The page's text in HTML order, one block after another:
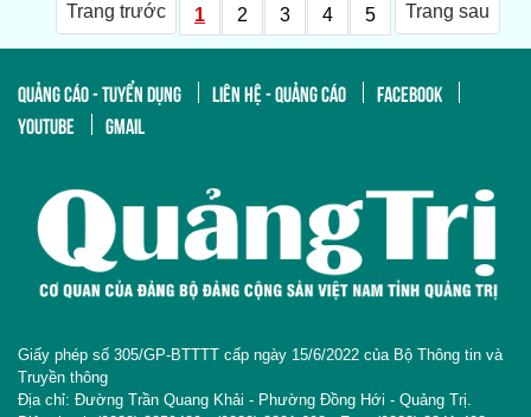
Trang trước 1 2 3 4 5 Trang sau
QUẢNG CÁO - TUYỂN DỤNG LIÊN HỆ - QUẢNG CÁO
FACEBOOK
YOUTUBE
GMAIL
Giấy phép số 305/GP-BTTTT cấp ngày 15/6/2022 của Bộ Thông tin và
Truyền thông
Địa chỉ: Đường Trần Quang Khải - Phường Đồng Hới - Quảng Trị.